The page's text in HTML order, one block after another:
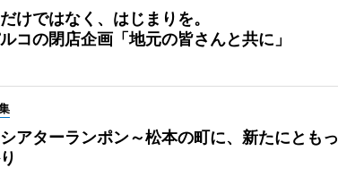
けではなく、はじまりを。
コの閉店企画「地元の皆さんと共に」
アターランポン～松本の町に、新たにともっ